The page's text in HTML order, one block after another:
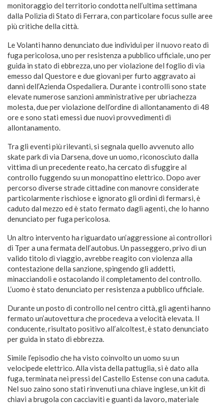
monitoraggio del territorio condotta nell’ultima settimana
dalla Polizia di Stato di Ferrara, con particolare focus sulle aree
più critiche della città.
Le Volanti hanno denunciato due individui per il nuovo reato di
fuga pericolosa, uno per resistenza a pubblico ufficiale, uno per
guida in stato di ebbrezza, uno per violazione del foglio di via
emesso dal Questore e due giovani per furto aggravato ai
danni dell’Azienda Ospedaliera. Durante i controlli sono state
elevate numerose sanzioni amministrative per ubriachezza
molesta, due per violazione dell’ordine di allontanamento di 48
ore e sono stati emessi due nuovi provvedimenti di
allontanamento.
Tra gli eventi più rilevanti, si segnala quello avvenuto allo
skate park di via Darsena, dove un uomo, riconosciuto dalla
vittima di un precedente reato, ha cercato di sfuggire al
controllo fuggendo su un monopattino elettrico. Dopo aver
percorso diverse strade cittadine con manovre considerate
particolarmente rischiose e ignorato gli ordini di fermarsi, è
caduto dal mezzo ed è stato fermato dagli agenti, che lo hanno
denunciato per fuga pericolosa.
Un altro intervento ha riguardato un’aggressione ai controllori
di Tper a una fermata dell’autobus. Un passeggero, privo di un
valido titolo di viaggio, avrebbe reagito con violenza alla
contestazione della sanzione, spingendo gli addetti,
minacciandoli e ostacolando il completamento del controllo.
L’uomo è stato denunciato per resistenza a pubblico ufficiale.
Durante un posto di controllo nel centro città, gli agenti hanno
fermato un’autovettura che procedeva a velocità elevata. Il
conducente, risultato positivo all’alcoltest, è stato denunciato
per guida in stato di ebbrezza.
Simile l’episodio che ha visto coinvolto un uomo su un
velocipede elettrico. Alla vista della pattuglia, si è dato alla
fuga, terminata nei pressi del Castello Estense con una caduta.
Nel suo zaino sono stati rinvenuti una chiave inglese, un kit di
chiavi a brugola con cacciaviti e guanti da lavoro, materiale